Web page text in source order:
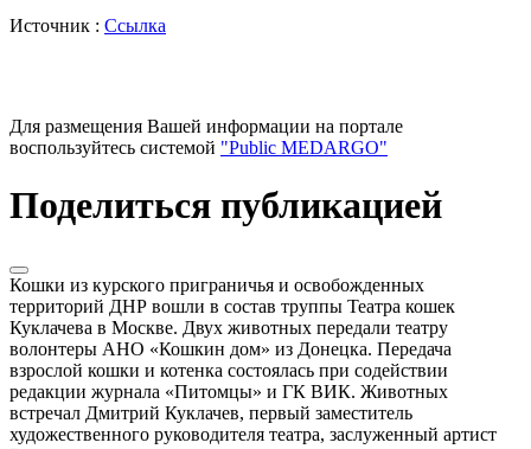
Источник : Ссылка
Для размещения Вашей информации на портале
воспользуйтесь системой "Public MEDARGO"
Поделиться публикацией
Кошки из курского приграничья и освобожденных
территорий ДНР вошли в состав труппы Театра кошек
Куклачева в Москве. Двух животных передали театру
волонтеры АНО «Кошкин дом» из Донецка. Передача
взрослой кошки и котенка состоялась при содействии
редакции журнала «Питомцы» и ГК ВИК. Животных
встречал Дмитрий Куклачев, первый заместитель
художественного руководителя театра, заслуженный артист